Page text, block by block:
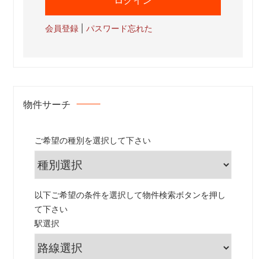
会員登録 |パスワード忘れた
物件サーチ
ご希望の種別を選択して下さい
以下ご希望の条件を選択して物件検索ボタンを押し
て下さい
駅選択